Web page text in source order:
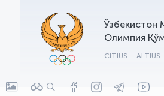
Ўзбекистон
Олимпия
CITIUS ALTIUS
OLYMPCHIK AI - yordamchi
Онлайн · olympic.uz